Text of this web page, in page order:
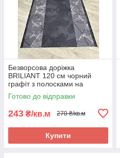
Безворсова доріжка
BRILIANT 120 см чорний
графіт з полосками на
підлогу на кухню, в коридор
Готово до відправки
243 ₴/кв.м 270 ₴/кв.м
Купити